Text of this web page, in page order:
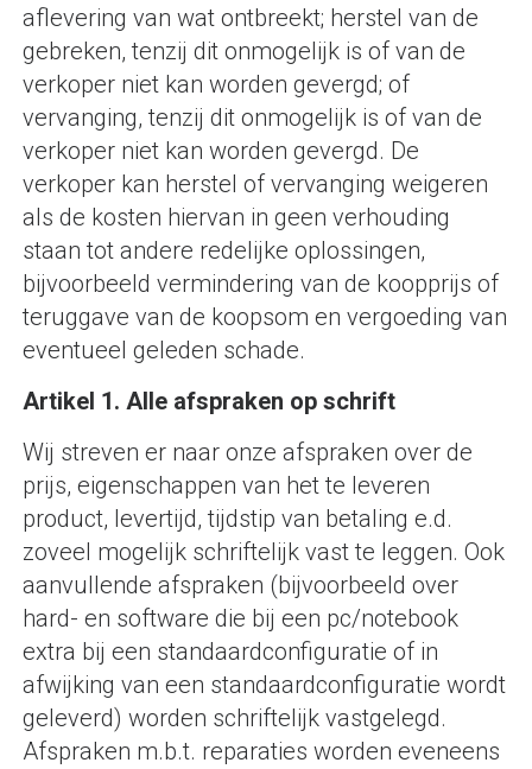
aflevering van wat ontbreekt; herstel van de
gebreken, tenzij dit onmogelijk is of van de
verkoper niet kan worden gevergd; of
vervanging, tenzij dit onmogelijk is of van de
verkoper niet kan worden gevergd. De
verkoper kan herstel of vervanging weigeren
als de kosten hiervan in geen verhouding
staan tot andere redelijke oplossingen,
bijvoorbeeld vermindering van de koopprijs of
teruggave van de koopsom en vergoeding van
eventueel geleden schade.
Artikel 1. Alle afspraken op schrift
Wij streven er naar onze afspraken over de
prijs, eigenschappen van het te leveren
product, levertijd, tijdstip van betaling e.d.
zoveel mogelijk schriftelijk vast te leggen. Ook
aanvullende afspraken (bijvoorbeeld over
hard- en software die bij een pc/notebook
extra bij een standaardconfiguratie of in
afwijking van een standaardconfiguratie wordt
geleverd) worden schriftelijk vastgelegd.
Afspraken m.b.t. reparaties worden eveneens